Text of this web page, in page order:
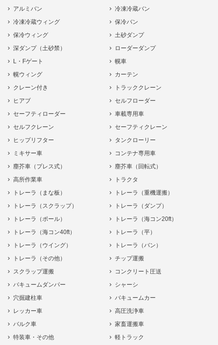
アルミバン
冷凍冷蔵バン
冷凍冷蔵ウィング
保冷バン
保冷ウィング
土砂ダンプ
深ダンプ（土砂禁）
ローダーダンプ
L・Fゲート
幌車
幌ウィング
カーテン
クレーン付き
トラッククレーン
ヒアブ
セルフローダー
セーフティローダー
車載専用車
セルフクレーン
セーフティクレーン
ヒップリフター
タンクローリー
ミキサー車
コンテナ専用車
塵芥車（プレス式）
塵芥車（回転式）
高所作業車
トラクタ
トレーラ（まな板）
トレーラ（重機運搬）
トレーラ（スクラップ）
トレーラ（ダンプ）
トレーラ（ポール）
トレーラ（海コン20ft）
トレーラ（海コン40ft）
トレーラ（平）
トレーラ（ウイング）
トレーラ（バン）
トレーラ（その他）
チップ運搬
スクラップ運搬
コンクリート圧送
バキュームダンパー
シャーシ
穴掘建柱車
バキュームカー
レッカー車
高圧洗浄車
バルク車
家畜運搬車
特装車・その他
軽トラック